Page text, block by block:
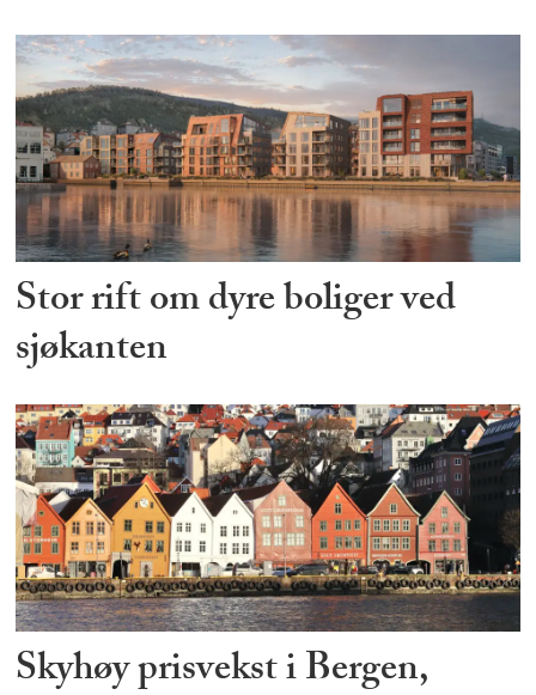
Stor rift om dyre boliger ved
sjøkanten
Skyhøy prisvekst i Bergen,